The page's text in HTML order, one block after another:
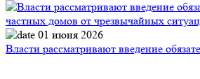
01 июня 2026
Власти рассматривают введение